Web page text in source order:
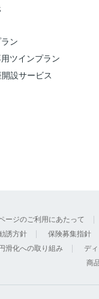
ン
ツインプラン
設サービス
ージのご利用にあたって
誘方針
保険募集指針
滑化への取り組み
デ
商